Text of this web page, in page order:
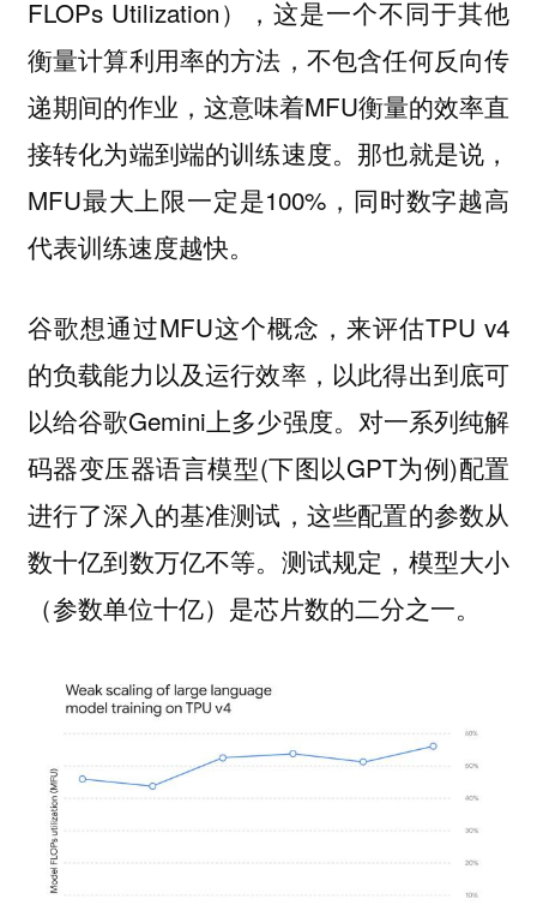
FLOPs Utilization），这是一个不同于其他
衡量计算利用率的方法，不包含任何反向传
递期间的作业，这意味着MFU衡量的效率直
接转化为端到端的训练速度。那也就是说，
MFU最大上限一定是100%，同时数字越高
代表训练速度越快。
谷歌想通过MFU这个概念，来评估TPU v4
的负载能力以及运行效率，以此得出到底可
以给谷歌Gemini上多少强度。对一系列纯解
码器变压器语言模型(下图以GPT为例)配置
进行了深入的基准测试，这些配置的参数从
数十亿到数万亿不等。测试规定，模型大小
（参数单位十亿）是芯片数的二分之一。